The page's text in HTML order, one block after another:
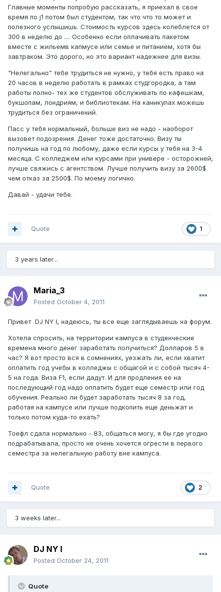
Главные моменты попробую рассказать, я приехал в свое
время по j1 потом был студентом, так что что то может и
полезного услышишь. Стоимость курсов здесь колеблется от
300 в неделю до .... Особенно если оплачивать пакетом
вместе с жильемв капмусе или семье и питанием, хотя бы
завтраком. Это дорого, но это вариант надежнее для визы.
"Нелегально" тебе трудиться не нужно, у тебя есть право на
20 часов в неделю работать в рамках студгородка, а там
работы полно- тех же студентов обслуживать по кафешкам,
букшопам, лондриям, и библиотекам. На каникулах можешь
трудиться без ограничений.
Пасс у тебя нормальный, больше виз не надо - наоборот
вызовет подозрения. Денег тоже достаточно. Визу ты
получишь на год по любому, даже если курсы у тебя на 3-4
месяца. С колледжем или курсами при универе - осторожней,
лучше свяжись с агентством. Лучше получить визу за 2600$
чем отказ за 2500$. По моему логично.
Давай - удачи тебе.
1
Quote
3 years later...
Maria_3
Posted October 4, 2011
Привет DJ NY I, надеюсь, ты все еще заглядываешь на форум.
Хотела спросить, на территории кампуса в студенческие
времена много денег заработать получиться? Долларов 5 в
час? Я вот просто вся в сомнениях, уезжать ли, если хватит
оплатить год учебы в колледжы с общагой и с собой тысяч 4-
5 на года. Виза F1, если дадут. И для продления ее на
последующий год надо оплатить будет еще семестр или год
обучения. Реально ли будет заработать тысяч 8 за год,
работая на кампусе или лучше подкопить еще деньжат и
только потом куда-то ехать?
Тоефл сдала нормально - 83, общаться могу, я бы где угодно
подрабатывала, просто не очень хочется огрести в первого
семестра за нелегальную работу вне кампуса.
2
Quote
3 weeks later...
DJ NY I
Posted October 24, 2011
Quote